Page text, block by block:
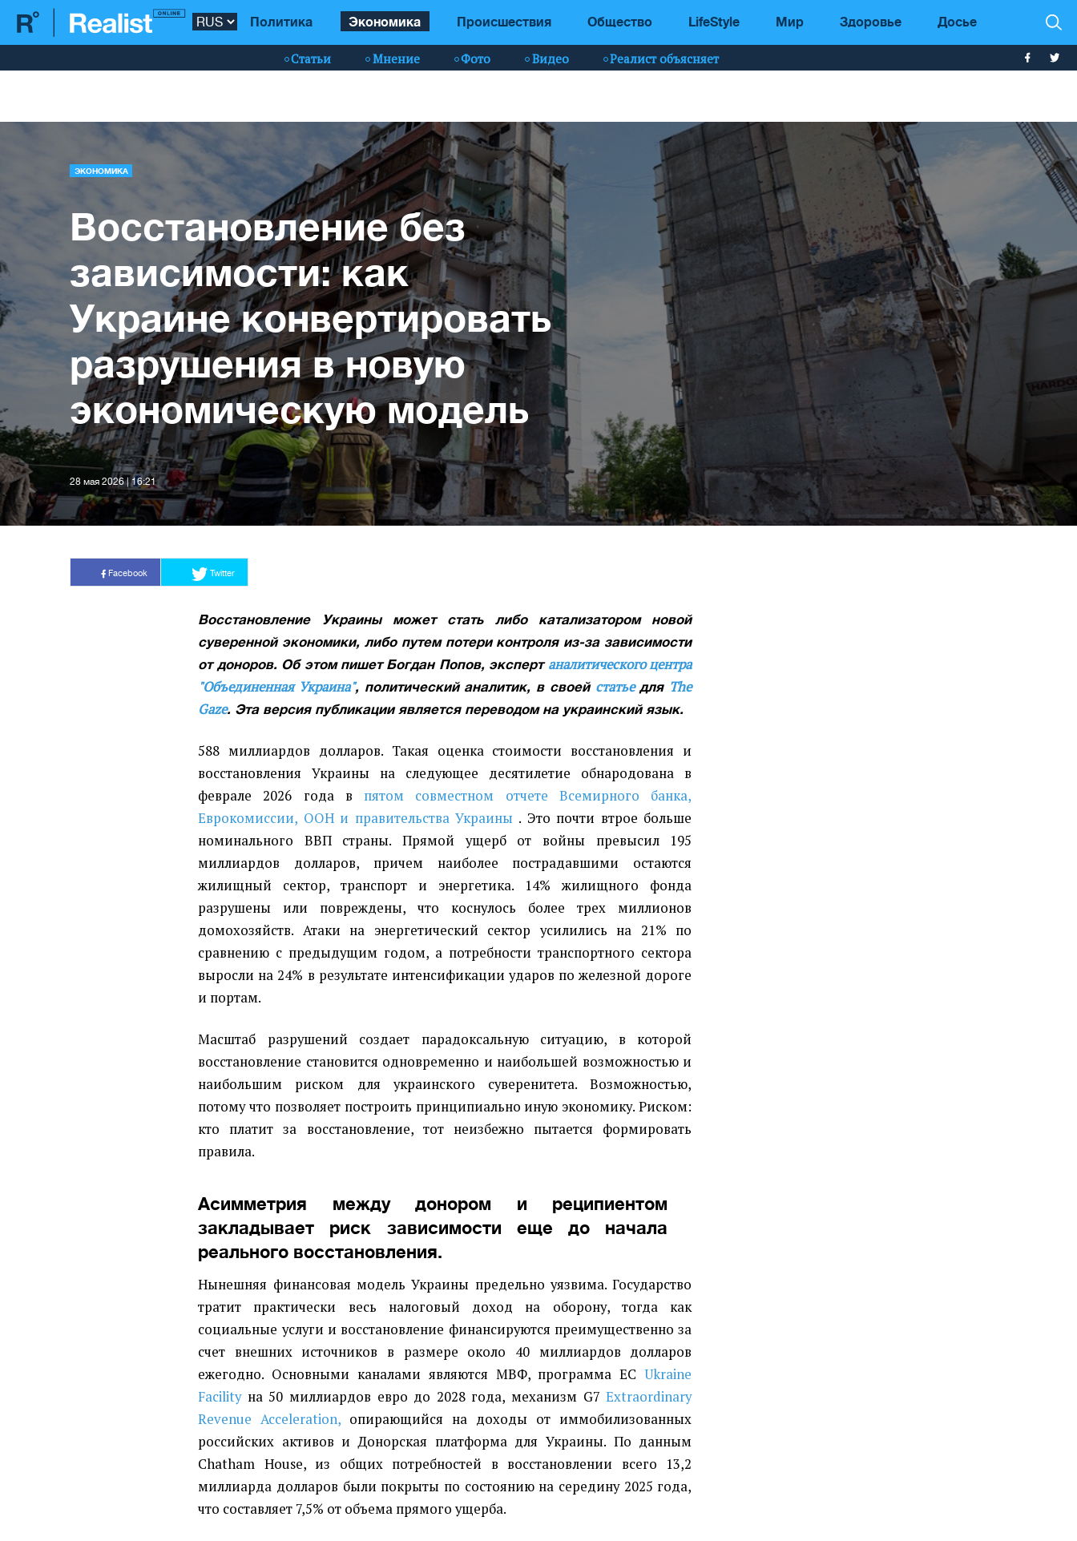
Политика Экономика Происшествия Общество LifeStyle Мир Здоровье Досье
Статьи Мнение Фото Видео Реалист объясняет
ЭКОНОМИКА
Восстановление без
зависимости: как
Украине конвертировать
разрушения в новую
экономическую модель
28 мая 2026 | 16:21
Facebook Twitter
Восстановление Украины может стать либо катализатором новой
суверенной экономики, либо путем потери контроля из-за зависимости
от доноров. Об этом пишет Богдан Попов, эксперт аналитического центра
"Объединенная Украина", политический аналитик, в своей статьедля The
Gaze. Эта версия публикации является переводом на украинский язык.
588 миллиардов долларов. Такая оценка стоимости восстановления и
восстановления Украины на следующее десятилетие обнародована в
феврале 2026 года в
пятом совместном отчете Всемирного банка,
Еврокомиссии, ООН и правительства Украины . Это почти втрое больше
номинального ВВП страны. Прямой ущерб от войны превысил 195
миллиардов долларов, причем наиболее пострадавшими остаются
жилищный сектор, транспорт и энергетика. 14% жилищного фонда
разрушены или повреждены, что коснулось более трех миллионов
домохозяйств. Атаки на энергетический сектор усилились на 21% по
сравнению с предыдущим годом, а потребности транспортного сектора
выросли на 24% в результате интенсификации ударов по железной дороге
и портам.
Масштаб разрушений создает парадоксальную ситуацию, в которой
восстановление становится одновременно и наибольшей возможностью и
наибольшим риском для украинского суверенитета. Возможностью,
потому что позволяет построить принципиально иную экономику. Риском:
кто платит за восстановление, тот неизбежно пытается формировать
правила.
Асимметрия между донором и реципиентом
закладывает риск зависимости еще до начала
реального восстановления.
Нынешняя финансовая модель Украины предельно уязвима. Государство
тратит практически весь налоговый доход на оборону, тогда как
социальные услуги и восстановление финансируются преимущественно за
счет внешних источников в размере около 40 миллиардов долларов
ежегодно. Основными каналами являются МВФ, программа ЕС Ukraine
Facility на 50 миллиардов евро до 2028 года, механизм G7 Extraordinary
Revenue Acceleration, опирающийся на доходы от иммобилизованных
российских активов и Донорская платформа для Украины. По данным
Chatham House, из общих потребностей в восстановлении всего 13,2
миллиарда долларов были покрыты по состоянию на середину 2025 года,
что составляет 7,5% от объема прямого ущерба.